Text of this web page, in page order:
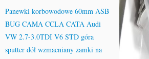
Panewki korbowodowe 60mm ASB
BUG CAMA CCLA CATA Audi
VW 2.7-3.0TDI V6 STD góra
sputter dół wzmacniany zamki na